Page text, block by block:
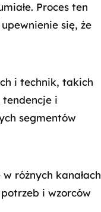
Proces ten
się, że
i technik, takich
tendencje i
segmentów
różnych kanałach
i wzorców